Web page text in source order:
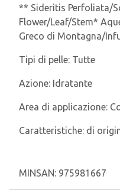
** Sideritis Perfoliata/
Flower/Leaf/Stem*
Greco di Montagna/
Tipi di pelle: Tutte
Azione: Idratante
Area di applicazione:
Caratteristiche: di
MINSAN: 975981667